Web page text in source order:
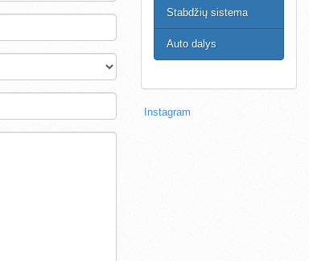
Stabdžių sistema
Auto dalys
Instagram